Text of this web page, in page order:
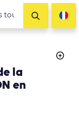
la
en